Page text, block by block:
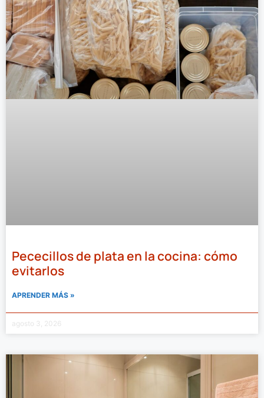
Pececillos de plata en la cocina: cómo
evitarlos
APRENDER MÁS »
agosto 3, 2026